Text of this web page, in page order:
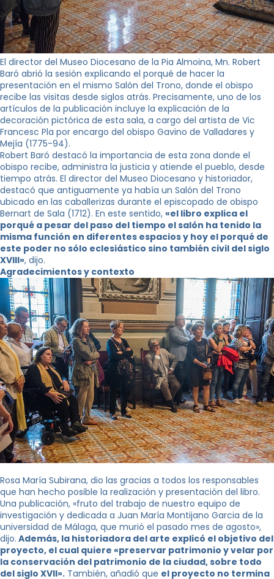
El director del Museo Diocesano de la Pia Almoina, Mn. Robert
Baró abrió la sesión explicando el porqué de hacer la
presentación en el mismo Salón del Trono, donde el obispo
recibe las visitas desde siglos atrás. Precisamente, uno de los
artículos de la publicación incluye la explicación de la
decoración pictórica de esta sala, a cargo del artista de Vic
Francesc Pla por encargo del obispo Gavino de Valladares y
Mejía (1775-94).
Robert Baró destacó la importancia de esta zona donde el
obispo recibe, administra la justicia y atiende el pueblo, desde
tiempo atrás. El director del Museo Diocesano y historiador,
destacó que antiguamente ya había un Salón del Trono
ubicado en las caballerizas durante el episcopado de obispo
Bernart de Sala (1712). En este sentido, «el libro explica el
porqué a pesar del paso del tiempo el salón ha tenido la
misma función en diferentes espacios y hoy el porqué de
este poder no sólo eclesiástico sino también civil del siglo
XVIIl», dijo.
Agradecimientos y contexto
Rosa María Subirana, dio las gracias a todos los responsables
que han hecho posible la realización y presentación del libro.
Una publicación, «fruto del trabajo de nuestro equipo de
investigación y dedicada a Juan María Montijano Garcia de la
universidad de Málaga, que murió el pasado mes de agosto»,
dijo. Además, la historiadora del arte explicó el objetivo del
proyecto, el cual quiere «preservar patrimonio y velar por
la conservación del patrimonio de la ciudad, sobre todo
del siglo XVII». También, añadió que el proyecto no termina